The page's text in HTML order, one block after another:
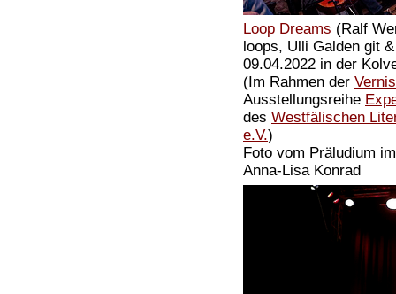
Loop Dreams (Ralf
loops, Ulli Galden git
09.04.2022 in der
(Im Rahmen der
Ausstellungsreihe
des Westfälischen
e.V.)
Foto vom Präludium
Anna-Lisa Konrad